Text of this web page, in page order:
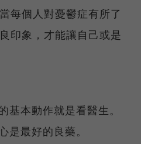
每個人對憂鬱症有所了
印象，才能讓自己或是
基本動作就是看醫生。
是最好的良藥。